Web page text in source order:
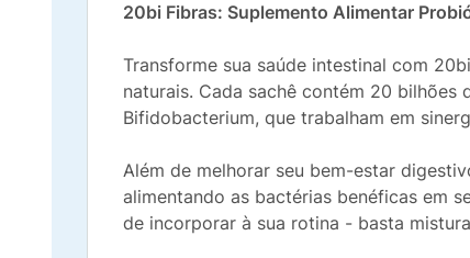
20bi Fibras: Suplemento Alimentar
Transforme sua saúde intestinal com
naturais. Cada sachê contém 20
Bifidobacterium, que trabalham em
Além de melhorar seu bem-estar
alimentando as bactérias benéficas em
de incorporar à sua rotina - basta